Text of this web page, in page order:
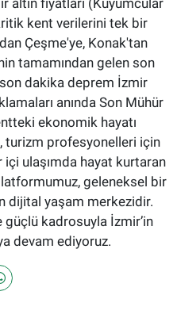
kent verilerini tek bir
Çeşme'ye, Konak'tan
tamamından gelen son
dakika deprem İzmir
anında Son Mühür
ekonomik hayatı
turizm profesyonelleri için
ulaşımda hayat kurtaran
geleneksel bir
dijital yaşam merkezidir.
güçlü kadrosuyla İzmir’in
devam ediyoruz.